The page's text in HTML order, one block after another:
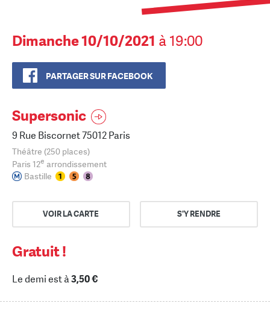
Dimanche 10/10/2021 à 19:00
PARTAGER SUR FACEBOOK
Supersonic
9 Rue Biscornet 75012 Paris
Théâtre (250 places)
Paris 12e arrondissement
Bastille
VOIR LA CARTE S'Y RENDRE
Gratuit !
Le demi est à3,50 €